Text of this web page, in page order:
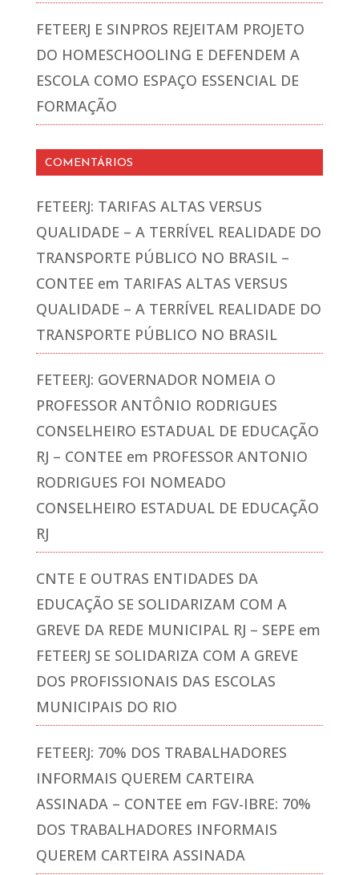
FETEERJ E SINPROS REJEITAM PROJETO
DO HOMESCHOOLING E DEFENDEM A
ESCOLA COMO ESPAÇO ESSENCIAL DE
FORMAÇÃO
COMENTÁRIOS
FETEERJ: TARIFAS ALTAS VERSUS
QUALIDADE – A TERRÍVEL REALIDADE DO
TRANSPORTE PÚBLICO NO BRASIL –
CONTEE em TARIFAS ALTAS VERSUS
QUALIDADE – A TERRÍVEL REALIDADE DO
TRANSPORTE PÚBLICO NO BRASIL
FETEERJ: GOVERNADOR NOMEIA O
PROFESSOR ANTÔNIO RODRIGUES
CONSELHEIRO ESTADUAL DE EDUCAÇÃO
RJ – CONTEE em PROFESSOR ANTONIO
RODRIGUES FOI NOMEADO
CONSELHEIRO ESTADUAL DE EDUCAÇÃO
RJ
CNTE E OUTRAS ENTIDADES DA
EDUCAÇÃO SE SOLIDARIZAM COM A
GREVE DA REDE MUNICIPAL RJ – SEPE em
FETEERJ SE SOLIDARIZA COM A GREVE
DOS PROFISSIONAIS DAS ESCOLAS
MUNICIPAIS DO RIO
FETEERJ: 70% DOS TRABALHADORES
INFORMAIS QUEREM CARTEIRA
ASSINADA – CONTEE em FGV-IBRE: 70%
DOS TRABALHADORES INFORMAIS
QUEREM CARTEIRA ASSINADA